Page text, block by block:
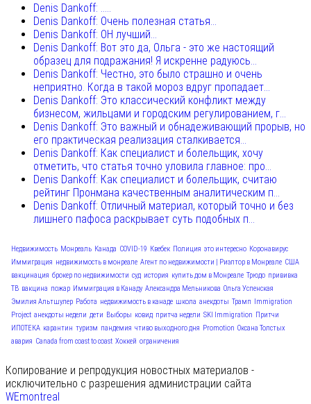
Denis Dankoff: .....
Denis Dankoff: Очень полезная статья...
Denis Dankoff: ОН лучший...
Denis Dankoff: Вот это да, Ольга - это же настоящий
образец для подражания! Я искренне радуюсь...
Denis Dankoff: Честно, это было страшно и очень
неприятно. Когда в такой мороз вдруг пропадает...
Denis Dankoff: Это классический конфликт между
бизнесом, жильцами и городским регулированием, г...
Denis Dankoff: Это важный и обнадеживающий прорыв, но
его практическая реализация сталкивается...
Denis Dankoff: Как специалист и болельщик, хочу
отметить, что статья точно уловила главное: про...
Denis Dankoff: Как специалист и болельщик, считаю
рейтинг Пронмана качественным аналитическим п...
Denis Dankoff: Отличный материал, который точно и без
лишнего пафоса раскрывает суть подобных п...
Недвижимость Монреаль Канада COVID-19 Квебек Полиция это интересно Коронавирус
Иммиграция недвижимость в монреале Агент по недвижимости | Риэлтор в Монреале США
вакцинация брокер по недвижимости суд история купить дом в Монреале Трюдо прививка
ТВ вакцина пожар Иммиграция в Канаду Александра Мельникова Ольга Успенская
Эмилия Альтшулер Работа недвижимость в канаде школа анекдоты Трамп Immigration
Project анекдоты недели дети Выборы ковид притча недели SKI Immigration Притчи
ИПОТЕКА карантин туризм пандемия чтиво выходного дня Promotion Оксана Толстых
авария Canada from coast to coast Хоккей ограничения
Копирование и репродукция новостных материалов -
исключительно с разрешения администрации сайта
WEmontreal